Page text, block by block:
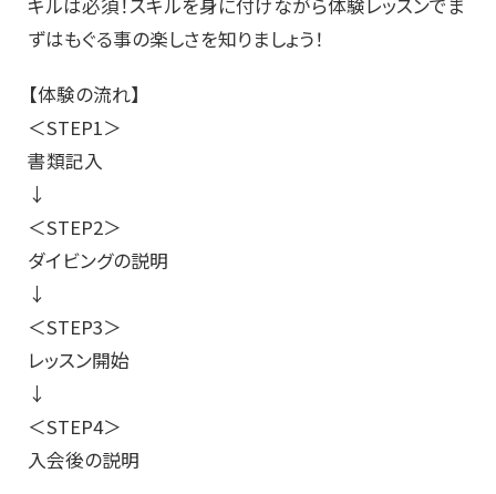
キルは必須！スキルを身に付けながら体験レッスンでま
ずはもぐる事の楽しさを知りましょう！
【体験の流れ】
＜STEP1＞
書類記入
↓
＜STEP2＞
ダイビングの説明
↓
＜STEP3＞
レッスン開始
↓
＜STEP4＞
入会後の説明